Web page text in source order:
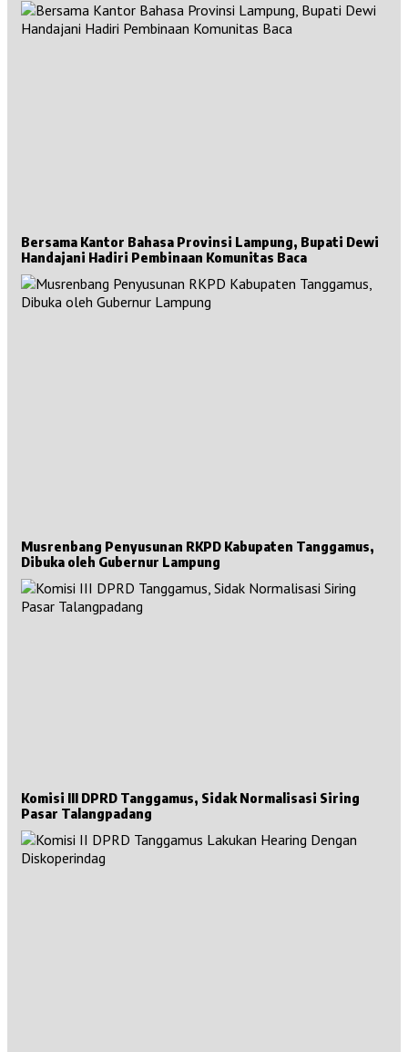
Bersama Kantor Bahasa Provinsi Lampung, Bupati Dewi
Handajani Hadiri Pembinaan Komunitas Baca
Musrenbang Penyusunan RKPD Kabupaten Tanggamus,
Dibuka oleh Gubernur Lampung
Komisi III DPRD Tanggamus, Sidak Normalisasi Siring
Pasar Talangpadang